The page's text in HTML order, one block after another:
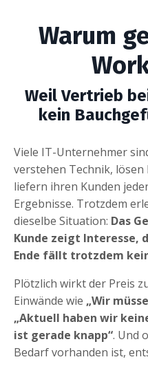
Warum
Weil Vertrieb
kein
Viele IT-Unternehmer
verstehen Technik,
liefern ihren Kunden
Ergebnisse. Trotzdem
dieselbe Situation: Das
Kunde zeigt Interesse,
Ende fällt trotzdem
Plötzlich wirkt der Preis
Einwände wie „Wir
„Aktuell haben wir
ist gerade knapp“. Und
Bedarf vorhanden ist,